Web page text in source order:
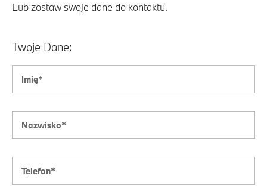
Lub zostaw swoje dane do kontaktu.
Twoje Dane: